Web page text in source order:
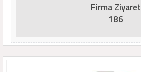
Firma Ziyaret
186